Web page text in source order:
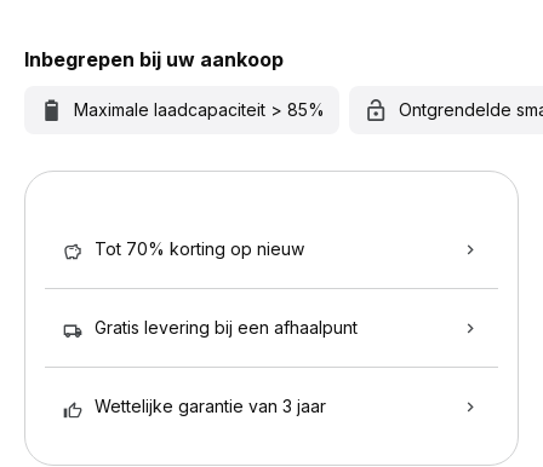
Inbegrepen bij uw aankoop
Maximale laadcapaciteit > 85% Ontgrendelde
Tot 70% korting op nieuw
Gratis levering bij een afhaalpunt
Wettelijke garantie van 3 jaar